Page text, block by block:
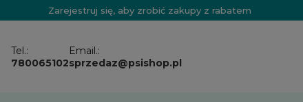
Zarejestruj się, aby zrobić zakupy z rabatem
Tel.:
780065102
Email.:
sprzedaz@psishop.pl